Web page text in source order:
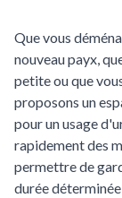
Que vous
nouveau payx,
petite ou que
proposons un
pour un usage
rapidement des
permettre de
durée